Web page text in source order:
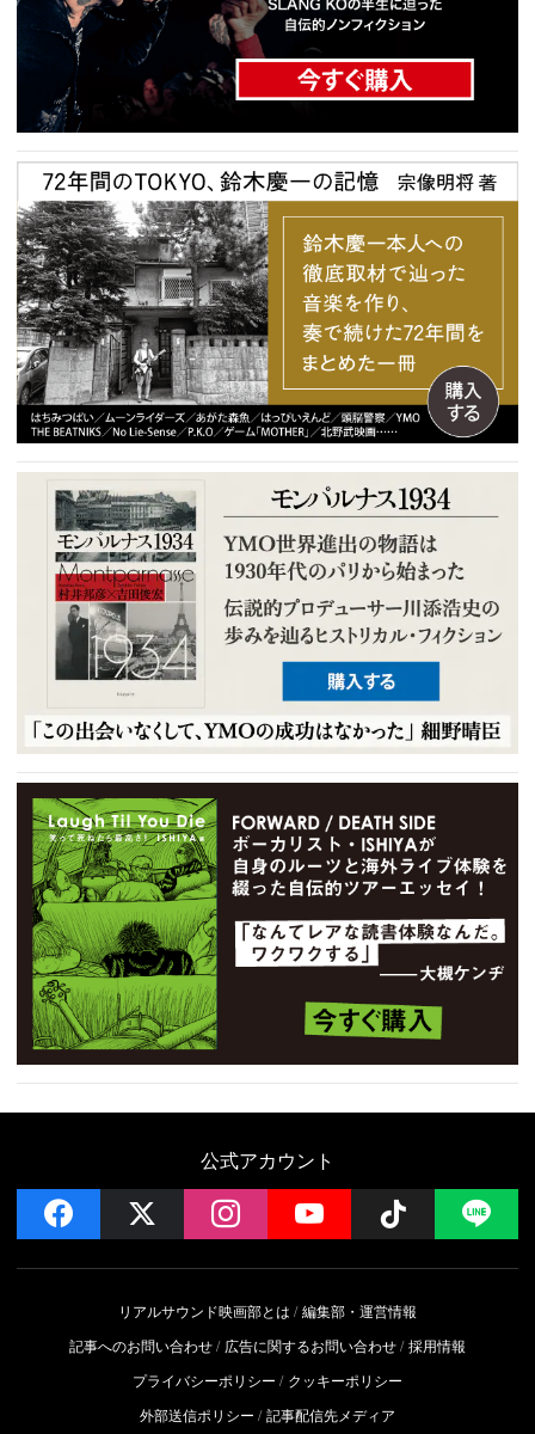
公式アカウント
facebook instagramYouTube Follow
リアルサウンド映画部とは
編集部・運営情報
記事へのお問い合わせ
広告に関するお問い合わせ 採用情報
プライバシーポリシー
クッキーポリシー
外部送信ポリシー
記事配信先メディア